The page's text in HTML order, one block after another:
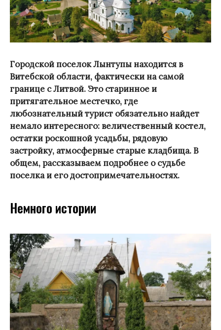
Городской поселок Лынтупы находится в
Витебской области, фактически на самой
границе с Литвой. Это старинное и
притягательное местечко, где
любознательный турист обязательно найдет
немало интересного: величественный костел,
остатки роскошной усадьбы, рядовую
застройку, атмосферные старые кладбища. В
общем, рассказываем подробнее о судьбе
поселка и его достопримечательностях.
Немного истории